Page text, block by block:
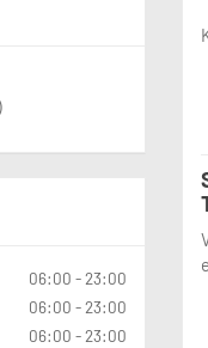
06:00 - 23:00
06:00 - 23:00
06:00 - 23:00